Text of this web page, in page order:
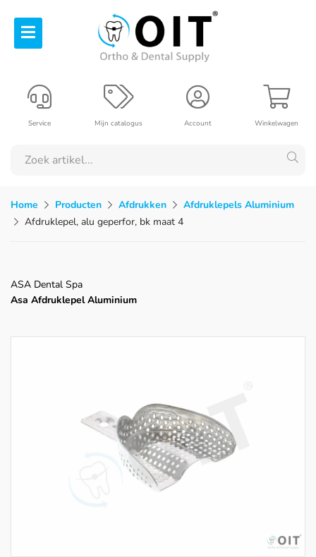
Winkelwagen
Account
Mijn catalogus
Service
Home Producten Afdrukken
Afdruklepels Aluminium
Afdruklepel, alu geperfor, bk maat 4
ASA Dental Spa
Asa Afdruklepel Aluminium